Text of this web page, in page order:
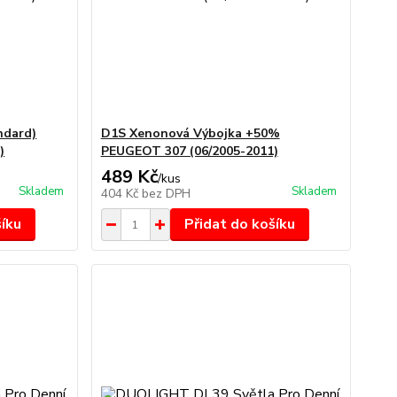
Skladem
D1S Xenonová Výbojka +50%
PEUGEOT 307 (06/2005-2011)
489 Kč/kus
404 Kč bez DPH Skladem
Přidat do košíku